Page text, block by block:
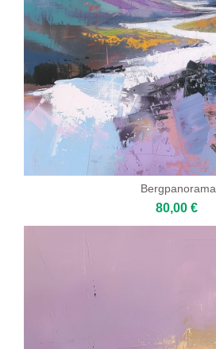
Bergpanorama
80,00 €